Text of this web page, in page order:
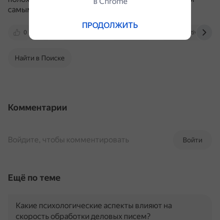
самым вытесняя негативные переживания.
0 interactive-plus.ru
Найти в Поиске
Комментарии
Войти
Войдите, чтобы комментировать
Ещё по теме
Какие психологические аспекты влияют на
скорость обработки деловых писем?
ПРОДОЛЖИТЬ